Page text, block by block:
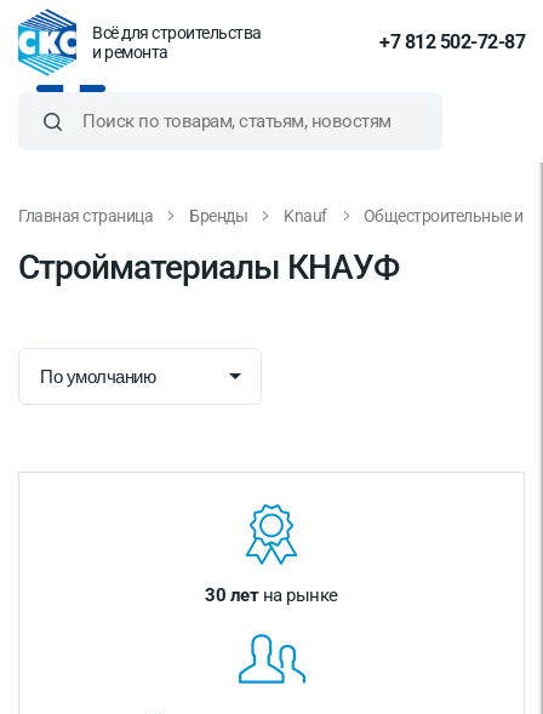
Всё для строительства
и ремонта
+7 812 502-72-87
Главная страница Бренды Knauf Общестроительные и
Стройматериалы КНАУФ
30 летна рынке